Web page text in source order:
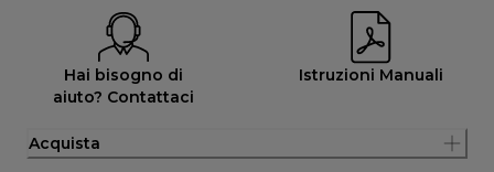
Hai bisogno di
aiuto? Contattaci
Istruzioni Manuali
Acquista